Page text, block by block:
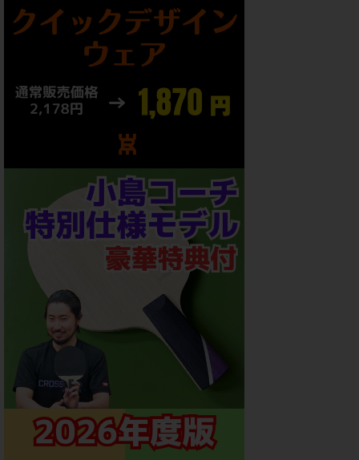
粘着
中国製テンション
裏ソフト[IN]Hard+
裏ソフト[IN]S
表[Short]
変化表[Half Long]